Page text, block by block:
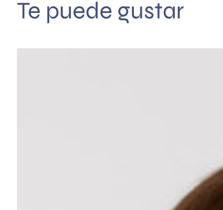
Te puede gustar